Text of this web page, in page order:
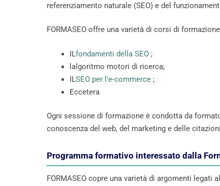
referenziamento naturale (SEO) e del
FORMASEO offre una varietà di corsi di
ILfondamenti della SEO ;
lalgoritmo motori di ricerca;
ILSEO per l’e-commerce ;
Eccetera
Ogni sessione di formazione è condotta da
conoscenza del web, del marketing e delle
Programma formativo interessato dalla
FORMASEO copre una varietà di argomenti